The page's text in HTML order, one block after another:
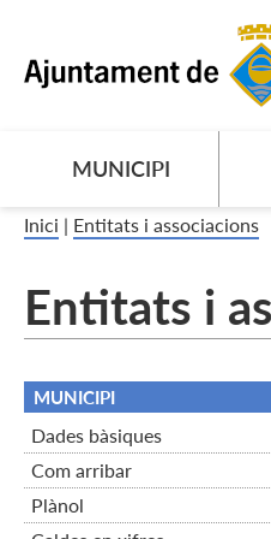
MUNICIPI
Inici | Entitats i associacions
Entitats i
MUNICIPI
Dades bàsiques
Com arribar
Plànol